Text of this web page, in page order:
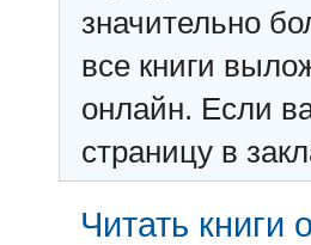
значительно
все книги
онлайн. Если
страницу в
Читать книги